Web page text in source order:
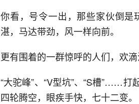
你看，号令一出，那些家伙倒
湛，马达带劲，风一样向前。
更有围着的一群惊呼的人们，欢滴
“大驼峰”、“V型坑”、“S槽”……打
四轮腾空，眼疾手快，七十二变。